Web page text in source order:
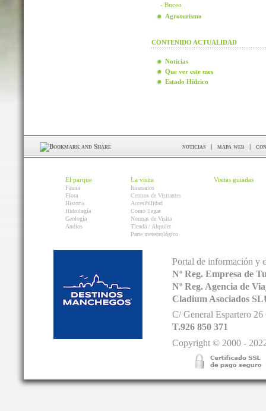
- Buceo
Agroturismo
CONTENIDO ACTUALIDAD
Noticias
Que ver este mes
Estado Hídrico
noticias | mapa web |
El parque
Fauna
Flora
Historia
Hidrología
Geología
Audios
La visita
Itinerarios
Centros de Visitantes
Accesibilidad
Como llegar
Normas de Visita
Tienda / Alquiler
Parte meteorológico
Visitas guiadas
Portal de información y
Nº Reg. Empresa de
Nº Reg. Agencia de
Cladium Asociados
C/ General Espartero
T.926 850 371
Copyright © 2000 -